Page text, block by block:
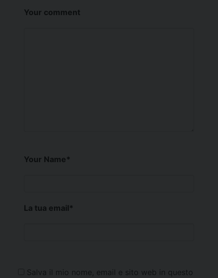
Your comment
Your Name*
La tua email*
Salva il mio nome, email e sito web in questo